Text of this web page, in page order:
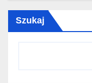
Szukaj